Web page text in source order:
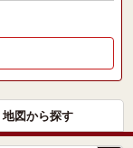
地図から探す